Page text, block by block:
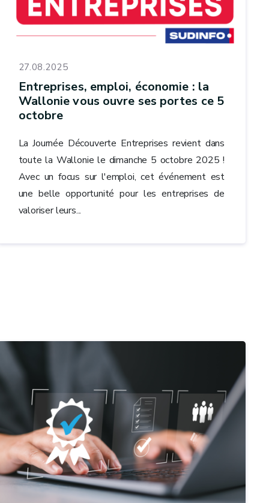
27.08.2025
Entreprises, emploi, économie : la
Wallonie vous ouvre ses portes ce 5
octobre
La Journée Découverte Entreprises revient dans
toute la Wallonie le dimanche 5 octobre 2025 !
Avec un focus sur l'emploi, cet événement est
une belle opportunité pour les entreprises de
valoriser leurs...